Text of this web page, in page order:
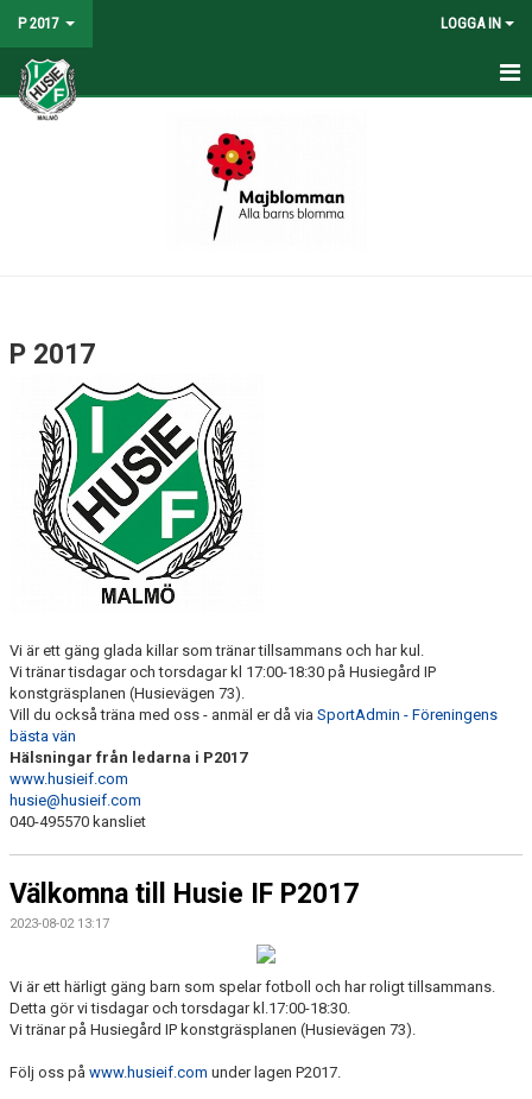
P 2017 LOGGA IN
HEM
DOKUMENT
KONTAKT
P 2017
Vi är ett gäng glada killar som tränar tillsammans och har kul.
Vi tränar tisdagar och torsdagar kl 17:00-18:30 på Husiegård IP
konstgräsplanen (Husievägen 73).
Vill du också träna med oss - anmäl er då via SportAdmin - Föreningens
bästa vän
Hälsningar från ledarna i P2017
www.husieif.com
husie@husieif.com
040-495570 kansliet
Välkomna till Husie IF P2017
2023-08-02 13:17
Vi är ett härligt gäng barn som spelar fotboll och har roligt tillsammans.
Detta gör vi tisdagar och torsdagar kl.17:00-18:30.
Vi tränar på Husiegård IP konstgräsplanen (Husievägen 73).
Följ oss på www.husieif.com under lagen P2017.